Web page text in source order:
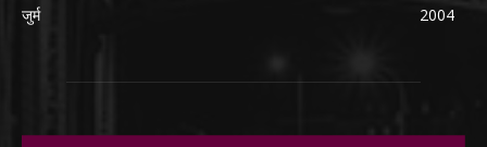
जुर्म
2004